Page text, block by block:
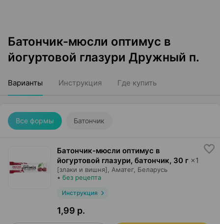
Батончик-мюсли оптимус в
йогуртовой глазури Дружный п.
Варианты Инструкция Где купить
Все формы Батончик
Батончик-мюсли оптимус в
йогуртовой глазури, батончик, 30 г ×1
[злаки и вишня], Аматег, Беларусь
• без рецепта
Инструкция
1,99 р.